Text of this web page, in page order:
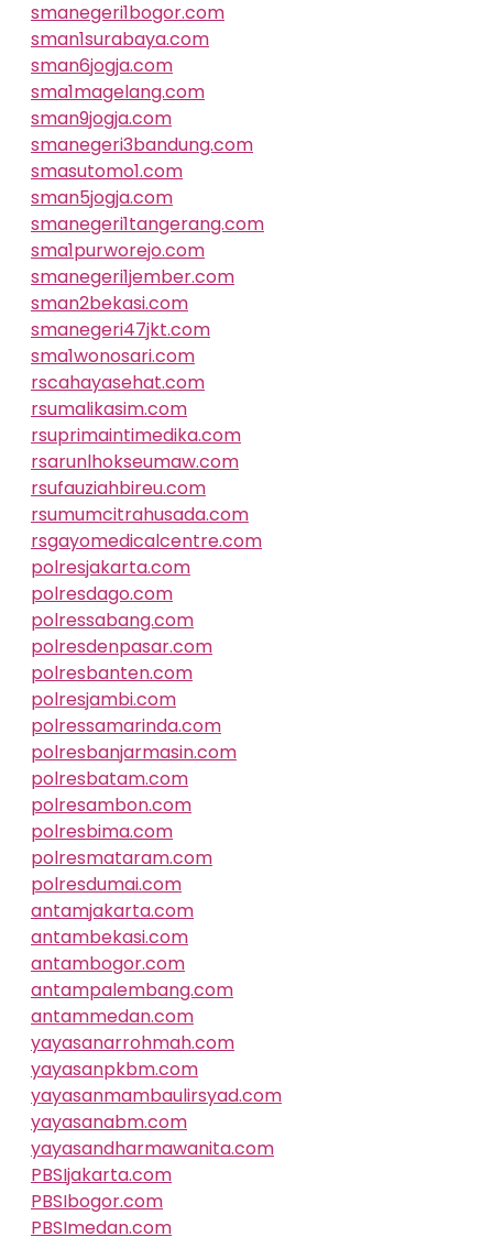
smanegeri1bogor.com
sman1surabaya.com
sman6jogja.com
sma1magelang.com
sman9jogja.com
smanegeri3bandung.com
smasutomo1.com
sman5jogja.com
smanegeri1tangerang.com
sma1purworejo.com
smanegeri1jember.com
sman2bekasi.com
smanegeri47jkt.com
sma1wonosari.com
rscahayasehat.com
rsumalikasim.com
rsuprimaintimedika.com
rsarunlhokseumaw.com
rsufauziahbireu.com
rsumumcitrahusada.com
rsgayomedicalcentre.com
polresjakarta.com
polresdago.com
polressabang.com
polresdenpasar.com
polresbanten.com
polresjambi.com
polressamarinda.com
polresbanjarmasin.com
polresbatam.com
polresambon.com
polresbima.com
polresmataram.com
polresdumai.com
antamjakarta.com
antambekasi.com
antambogor.com
antampalembang.com
antammedan.com
yayasanarrohmah.com
yayasanpkbm.com
yayasanmambaulirsyad.com
yayasanabm.com
yayasandharmawanita.com
PBSIjakarta.com
PBSIbogor.com
PBSImedan.com